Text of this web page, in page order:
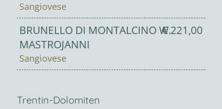
Sangiovese
BRUNELLO DI MONTALCINO W.
MASTROJANNI
€ 221,00
Sangiovese
Trentin-Dolomiten